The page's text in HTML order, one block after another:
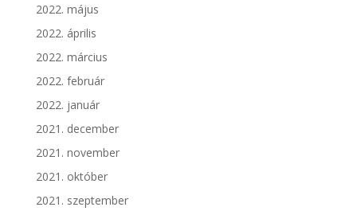
2022. május
2022. április
2022. március
2022. február
2022. január
2021. december
2021. november
2021. október
2021. szeptember